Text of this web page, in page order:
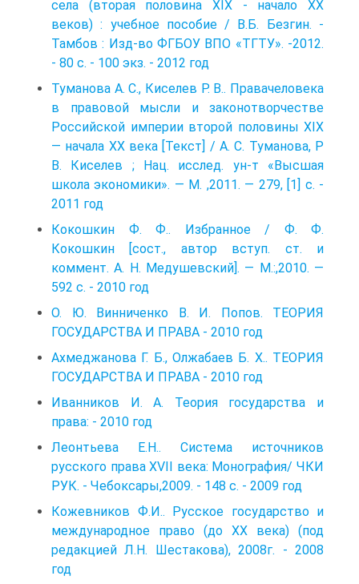
села (вторая половина XIX - нача­ло XX
веков) : учебное пособие / В.Б. Безгин. -
Тамбов : Изд-во ФГБОУ ВПО «ТГТУ». -2012.
- 80 с. - 100 экз. - 2012 год
Туманова А. C., Киселев Р. В.. Правачеловека
в правовой мысли и законотворчестве
Российской империи второй половины XIX
— начала XX века [Текст] / А. С. Туманова, P
В. Киселев ; Нац. исслед. ун-т «Высшая
школа экономи­ки». — М. ,2011. — 279, [1] с. -
2011 год
Кокошкин Ф. Ф.. Избранное / Ф. Ф.
Кокошкин [сост., автор вступ. ст. и
коммент. А. H. Медушевский]. — М.:,2010. —
592 с. - 2010 год
О. Ю. Винниченко В. И. Попов. ТЕОРИЯ
ГОСУДАРСТВА И ПРАВА - 2010 год
Ахмеджанова Г. Б., Олжабаев Б. Х.. ТЕОРИЯ
ГОСУДАРСТВА И ПРАВА - 2010 год
Иванников И. А. Теория государства и
права: - 2010 год
Леонтьева Е.Н.. Система источников
русского права XVII века: Монография/ ЧКИ
РУК. - Чебоксары,2009. - 148 с. - 2009 год
Кожевников Ф.И.. Русское государство и
международное право (до XX века) (под
редакцией Л.Н. Шестакова), 2008г. - 2008
год